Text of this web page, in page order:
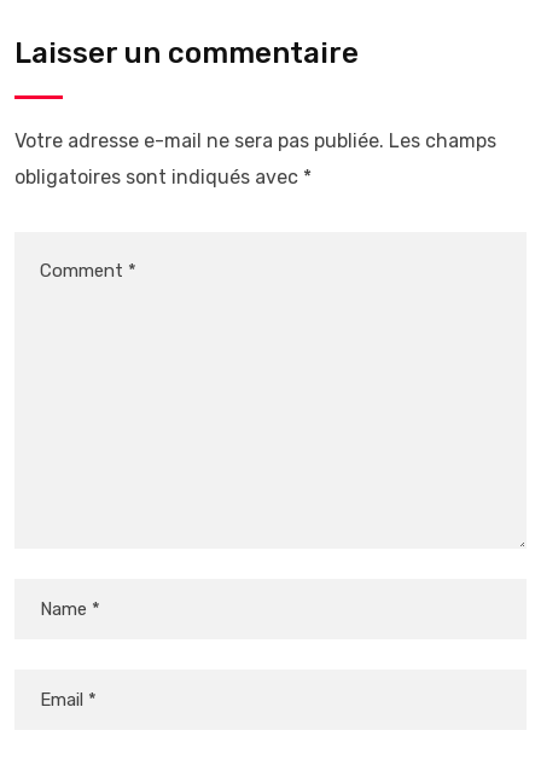
Laisser un commentaire
Votre adresse e-mail ne sera pas publiée. Les champs
obligatoires sont indiqués avec *